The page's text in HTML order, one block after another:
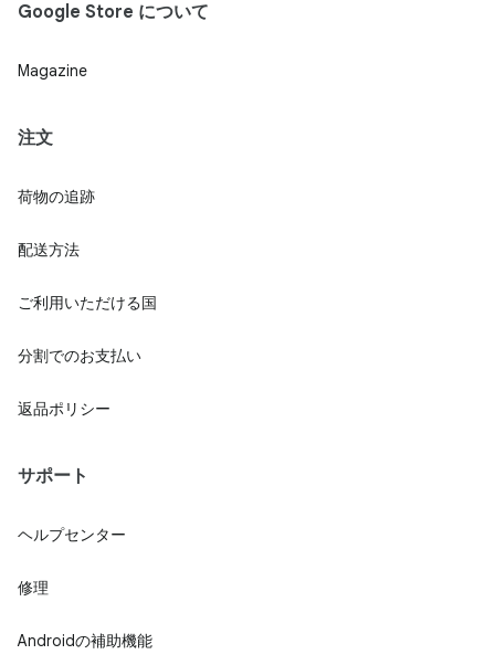
Google Store について
Magazine
注文
荷物の追跡
配送方法
ご利用いただける国
分割でのお支払い
返品ポリシー
サポート
ヘルプセンター
修理
Androidの補助機能